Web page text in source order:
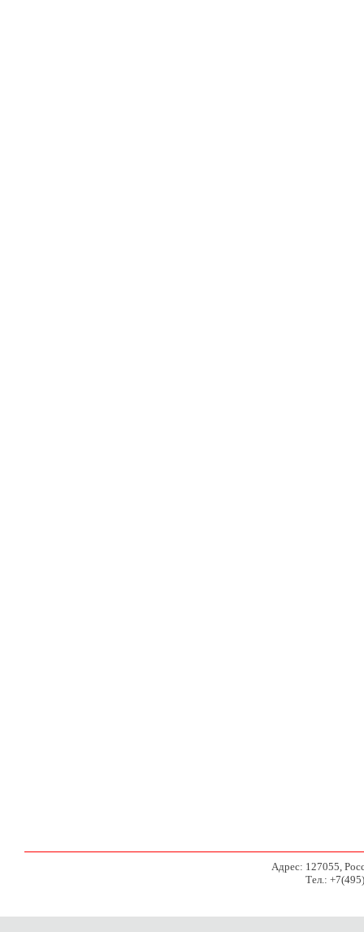
Адрес: 127055,
Тел.: